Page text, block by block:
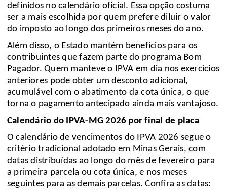
definidos no calendário oficial. Essa opção costuma
ser a mais escolhida por quem prefere diluir o valor
do imposto ao longo dos primeiros meses do ano.
Além disso, o Estado mantém benefícios para os
contribuintes que fazem parte do programa Bom
Pagador. Quem manteve o IPVA em dia nos exercícios
anteriores pode obter um desconto adicional,
acumulável com o abatimento da cota única, o que
torna o pagamento antecipado ainda mais vantajoso.
Calendário do IPVA-MG 2026 por final de placa
O calendário de vencimentos do IPVA 2026 segue o
critério tradicional adotado em Minas Gerais, com
datas distribuídas ao longo do mês de fevereiro para
a primeira parcela ou cota única, e nos meses
seguintes para as demais parcelas. Confira as datas: